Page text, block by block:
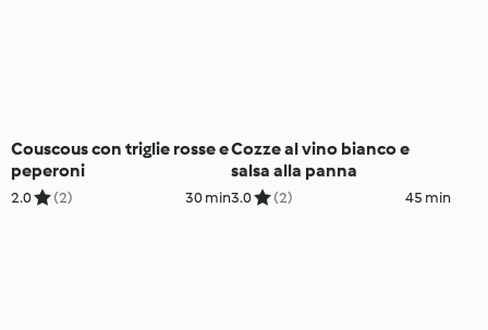
Couscous con triglie rosse e
peperoni
2.0 (2) 30 min
Cozze al vino bianco e
salsa alla panna
3.0 (2) 45 min